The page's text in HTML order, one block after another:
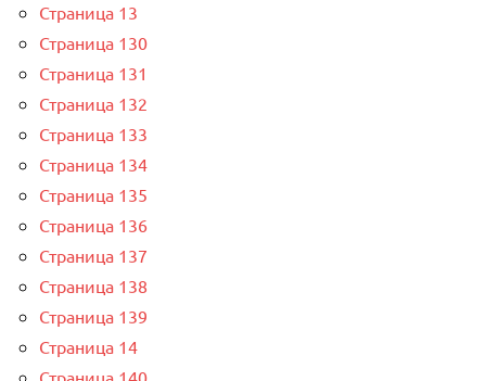
Страница 13
Страница 130
Страница 131
Страница 132
Страница 133
Страница 134
Страница 135
Страница 136
Страница 137
Страница 138
Страница 139
Страница 14